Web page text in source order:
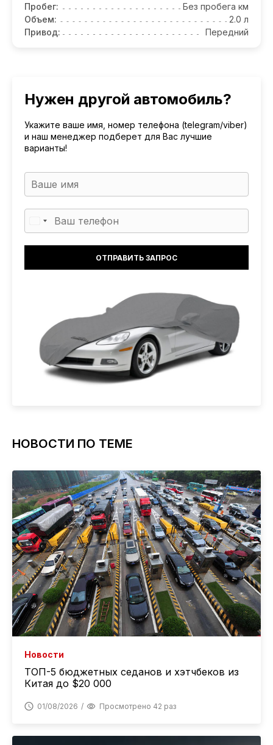
Пробег:
Без пробега км
Объем:
2.0 л
Привод:
Передний
Нужен другой автомобиль?
Укажите ваше имя, номер телефона (telegram/viber)
и наш менеджер подберет для Вас лучшие
варианты!
НОВОСТИ ПО ТЕМЕ
Новости
ТОП-5 бюджетных седанов и хэтчбеков из
Китая до $20 000
01/08/2026 Просмотрено 42 раз